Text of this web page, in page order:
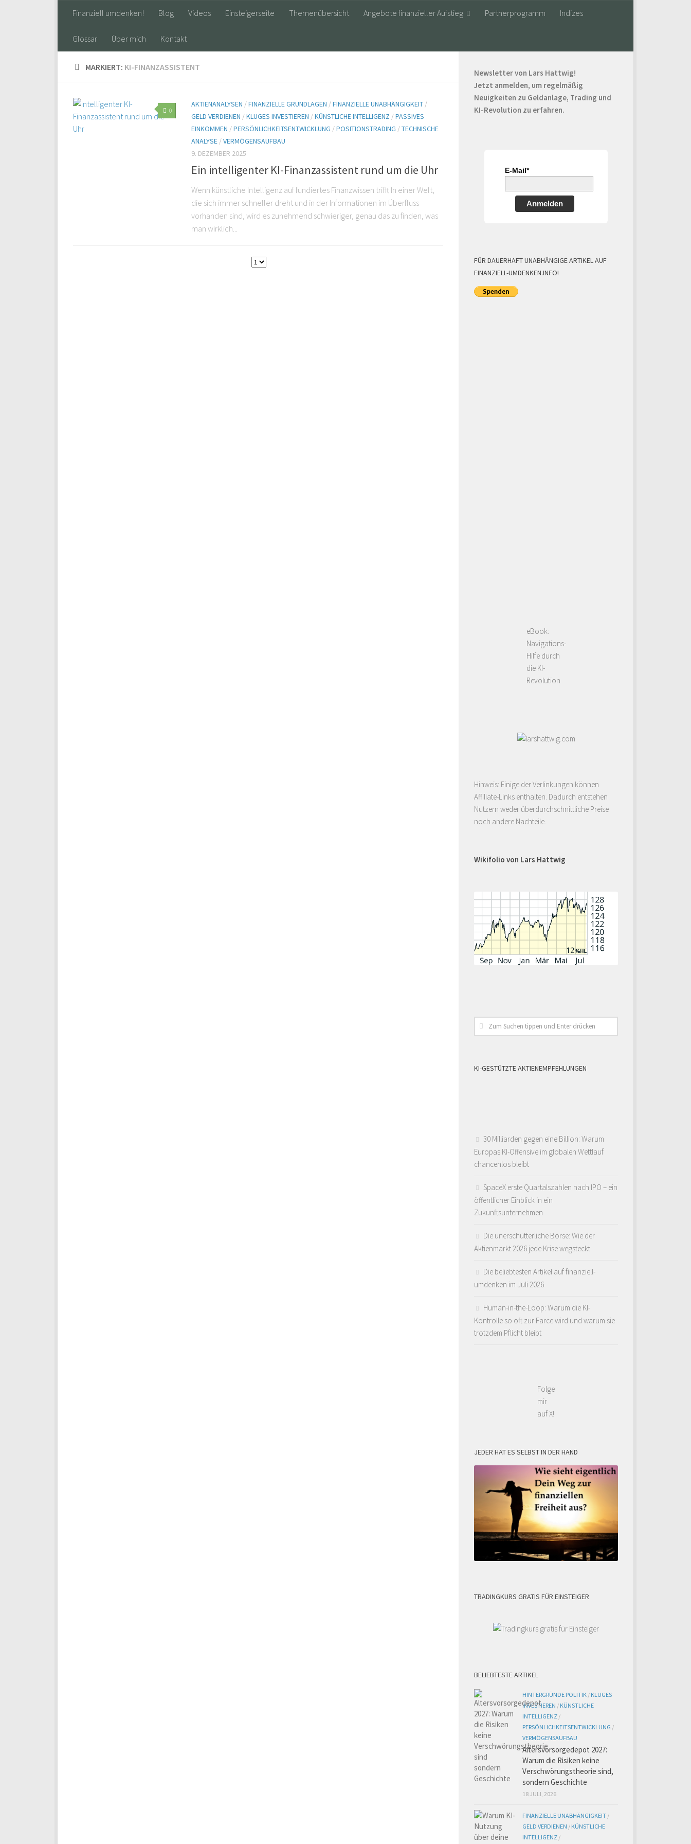
Finanziell umdenken! Blog Videos Einsteigerseite Themenübersicht Angebote finanzieller Aufstieg Partnerprogramm Indizes
Glossar Über mich Kontakt
MARKIERT: KI-FINANZASSISTENT
0
AKTIENANALYSEN /FINANZIELLE GRUNDLAGEN /FINANZIELLE UNABHÄNGIGKEIT /
GELD VERDIENEN /KLUGES INVESTIEREN /KÜNSTLICHE INTELLIGENZ /PASSIVES
EINKOMMEN /PERSÖNLICHKEITSENTWICKLUNG /POSITIONSTRADING /TECHNISCHE
ANALYSE /VERMÖGENSAUFBAU
9. DEZEMBER 2025
Ein intelligenter KI-Finanzassistent rund um die Uhr
Wenn künstliche Intelligenz auf fundiertes Finanzwissen trifft In einer Welt,
die sich immer schneller dreht und in der Informationen im Überfluss
vorhanden sind, wird es zunehmend schwieriger, genau das zu finden, was
man wirklich...
Newsletter von Lars Hattwig!
Jetzt anmelden, um regelmäßig
Neuigkeiten zu Geldanlage, Trading und
KI-Revolution zu erfahren.
E-Mail*
Anmelden
FÜR DAUERHAFT UNABHÄNGIGE ARTIKEL AUF
FINANZIELL-UMDENKEN.INFO!
eBook:
Navigations-
Hilfe durch
die KI-
Revolution
Hinweis: Einige der Verlinkungen können
Affiliate-Links enthalten. Dadurch entstehen
Nutzern weder überdurchschnittliche Preise
noch andere Nachteile.
Wikifolio von Lars Hattwig
KI-GESTÜTZTE AKTIENEMPFEHLUNGEN
30 Milliarden gegen eine Billion: Warum
Europas KI-Offensive im globalen Wettlauf
chancenlos bleibt
SpaceX erste Quartalszahlen nach IPO – ein
öffentlicher Einblick in ein
Zukunftsunternehmen
Die unerschütterliche Börse: Wie der
Aktienmarkt 2026 jede Krise wegsteckt
Die beliebtesten Artikel auf finanziell-
umdenken im Juli 2026
Human-in-the-Loop: Warum die KI-
Kontrolle so oft zur Farce wird und warum sie
trotzdem Pflicht bleibt
Folge
mir
auf X!
JEDER HAT ES SELBST IN DER HAND
TRADINGKURS GRATIS FÜR EINSTEIGER
BELIEBTESTE ARTIKEL
HINTERGRÜNDE POLITIK / KLUGES
INVESTIEREN / KÜNSTLICHE
INTELLIGENZ /
PERSÖNLICHKEITSENTWICKLUNG /
VERMÖGENSAUFBAU
Altersvorsorgedepot 2027:
Warum die Risiken keine
Verschwörungstheorie sind,
sondern Geschichte
18 JULI, 2026
FINANZIELLE UNABHÄNGIGKEIT /
GELD VERDIENEN / KÜNSTLICHE
INTELLIGENZ /